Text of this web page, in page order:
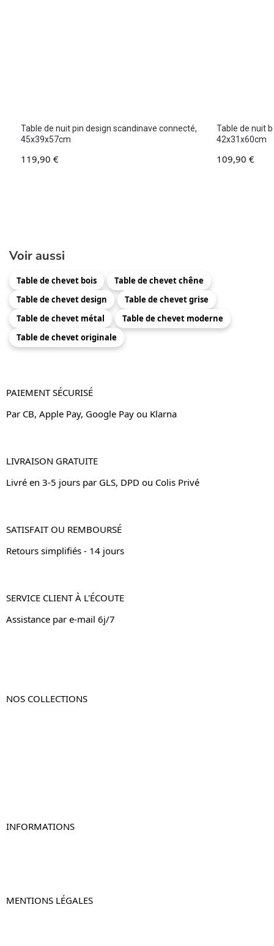
Table de nuit pin design scandinave connecté,
45x39x57cm
119,90 €
Table de nuit
42x31x60cm
109,90 €
Voir aussi
Table de chevet bois
Table de chevet chêne
Table de chevet design
Table de chevet grise
Table de chevet métal
Table de chevet moderne
Table de chevet originale
PAIEMENT SÉCURISÉ
Par CB, Apple Pay, Google Pay ou Klarna
LIVRAISON GRATUITE
Livré en 3-5 jours par GLS, DPD ou Colis Privé
SATISFAIT OU REMBOURSÉ
Retours simplifiés - 14 jours
SERVICE CLIENT À L'ÉCOUTE
Assistance par e-mail 6j/7
NOS COLLECTIONS
INFORMATIONS
MENTIONS LÉGALES